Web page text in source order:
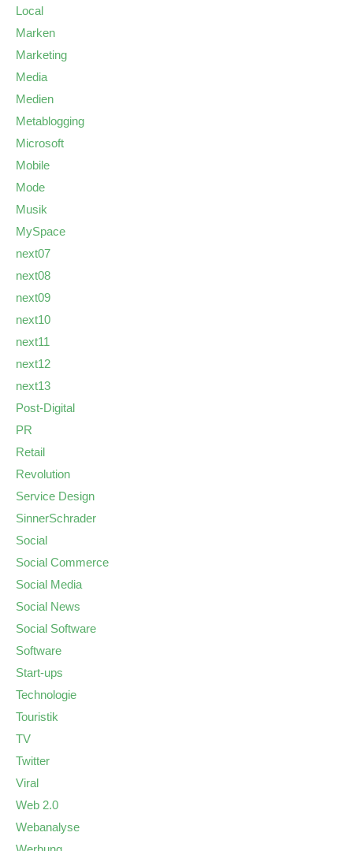
Local
Marken
Marketing
Media
Medien
Metablogging
Microsoft
Mobile
Mode
Musik
MySpace
next07
next08
next09
next10
next11
next12
next13
Post-Digital
PR
Retail
Revolution
Service Design
SinnerSchrader
Social
Social Commerce
Social Media
Social News
Social Software
Software
Start-ups
Technologie
Touristik
TV
Twitter
Viral
Web 2.0
Webanalyse